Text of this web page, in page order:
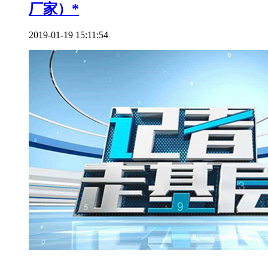
厂家）*
2019-01-19 15:11:54